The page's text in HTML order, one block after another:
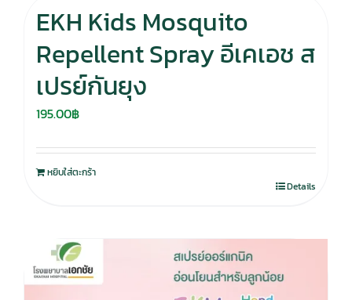
EKH Kids Mosquito
Repellent Spray อีเคเอช ส
เปรย์กันยุง
195.00฿
หยิบใส่ตะกร้า
Details